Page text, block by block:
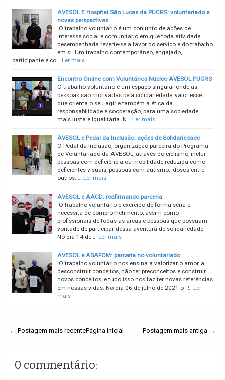
AVESOL E Hospital São Lucas da PUCRS: voluntariado e
novas perspectivas
O trabalho voluntário é um conjunto de ações de
interesse social e comunitário em que toda atividade
desempenhada reverte-se a favor do serviço e do trabalho
em si. Um trabalho contemporâneo, engajado,
participante e co… Ler mais
Encontro Online com Voluntários Núcleo AVESOL PUCRS
O trabalho voluntário é um espaço singular onde as
pessoas são motivadas pela solidariedade, valor esse
que orienta o seu agir e também a ética da
responsabilidade e cooperação, para uma sociedade
mais justa e igualitária. N… Ler mais
AVESOL e Pedal da Inclusão: ações de Solidariedade
O Pedal da Inclusão, organização parceira do Programa
de Voluntariado da AVESOL, através do ciclismo, inclui
pessoas com deficiência ou mobilidade reduzida como
deficientes visuais, pessoas com autismo, idosos entre
outros. … Ler mais
AVESOL e AACD: reafirmando parceria
O trabalho voluntário é exercido de forma séria e
necessita de comprometimento, assim como
profissionais de todas as áreas e pessoas que possuam
vontade de participar dessa aventura de solidariedade.
No dia 14 de … Ler mais
AVESOL e ASAFOM: parceria no voluntariado
O trabalho voluntário nos ensina a valorizar o amor, a
desconstruir conceitos, não ter preconceitos e construir
novos conceitos, e tudo isso nos faz ter novas referências
em nossas vidas. No dia 06 de julho de 2021 o P… Ler
mais
← Postagem mais recente Postagem mais antiga →
Página inicial
0 commentário: